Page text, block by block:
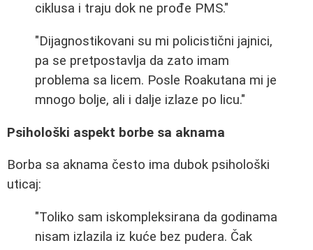
ciklusa i traju dok ne prođe PMS."
"Dijagnostikovani su mi policistični jajnici,
pa se pretpostavlja da zato imam
problema sa licem. Posle Roakutana mi je
mnogo bolje, ali i dalje izlaze po licu."
Psihološki aspekt borbe sa aknama
Borba sa aknama često ima dubok psihološki
uticaj:
"Toliko sam iskompleksirana da godinama
nisam izlazila iz kuće bez pudera. Čak